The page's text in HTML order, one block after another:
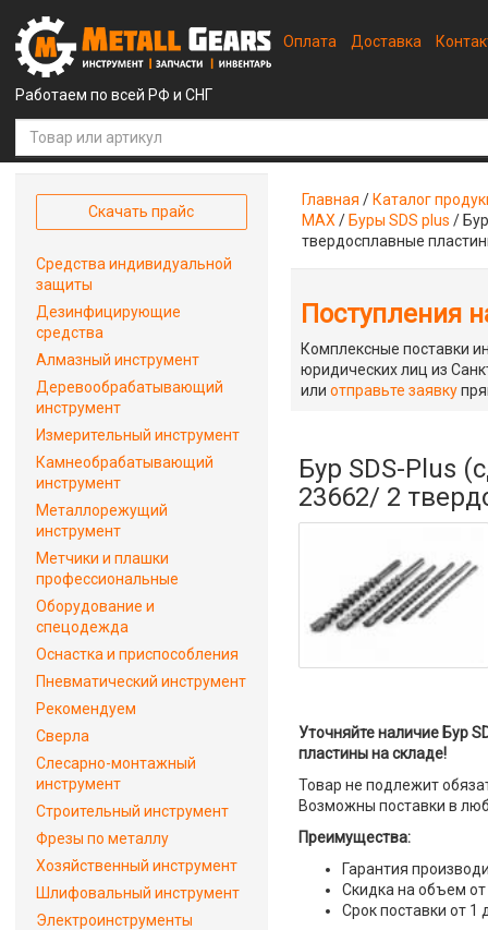
Работаем по всей РФ и СНГ
Оплата Доставка
Главная / Каталог
MAX / Буры SDS plus /
твердосплавные
Поступления
Комплексные поставки
юридических лиц из
илиотправьте заявку
Бур SDS-Plus
23662/ 2
Уточняйте наличие Бур
пластины на складе!
Товар не подлежит
Возможны поставки в
Преимущества:
Гарантия
Скидка на объем от
Срок поставки от 1
Скачать прайс
Средства индивидуальной
защиты
Дезинфицирующие
средства
Алмазный инструмент
Деревообрабатывающий
инструмент
Измерительный инструмент
Камнеобрабатывающий
инструмент
Металлорежущий
инструмент
Метчики и плашки
профессиональные
Оборудование и
спецодежда
Оснастка и приспособления
Пневматический инструмент
Рекомендуем
Сверла
Слесарно-монтажный
инструмент
Строительный инструмент
Фрезы по металлу
Хозяйственный инструмент
Шлифовальный инструмент
Электроинструменты